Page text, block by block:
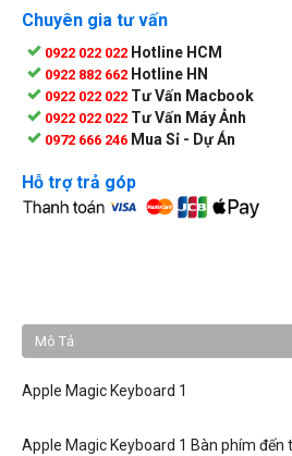
Chuyên gia tư vấn
0922 022 022 Hotline HCM
0922 882 662 Hotline HN
0922 022 022 Tư Vấn Macbook
0922 022 022 Tư Vấn Máy Ảnh
0972 666 246 Mua Sỉ - Dự Án
Hỗ trợ trả góp
Mô Tả
Apple Magic Keyboard 1
Apple Magic Keyboard 1 Bàn phím